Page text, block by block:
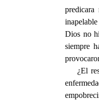
predicara
Dios no
siempre
¿El